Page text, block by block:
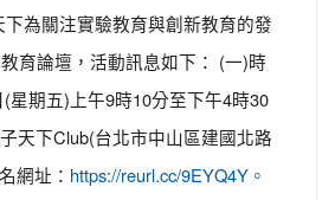
為關注實驗教育與創新教育的發
育論壇，活動訊息如下： (一)時
星期五)上午9時10分至下午4時30
天下Club(台北市中山區建國北路
網址： https://reurl.cc/9EYQ4Y。